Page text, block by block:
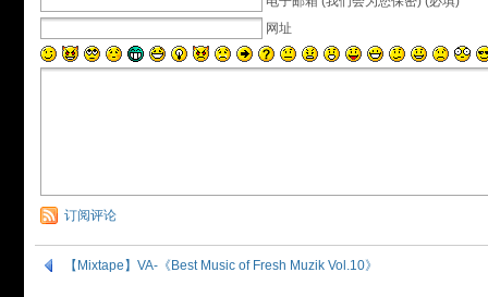
网址
订阅评论
【Mixtape】VA-《Best Music of Fresh Muzik Vol.10》